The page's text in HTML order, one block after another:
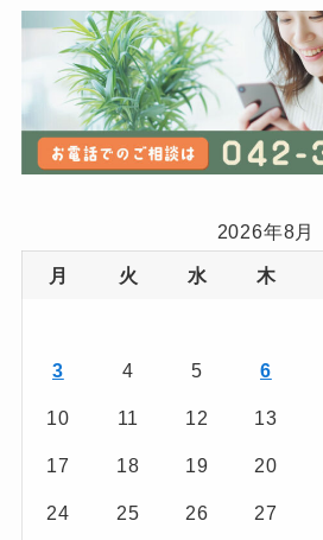
2026年8月
月 火 水 木
3 4 5 6
10 11 12 13
17 18 19 20
24 25 26 27